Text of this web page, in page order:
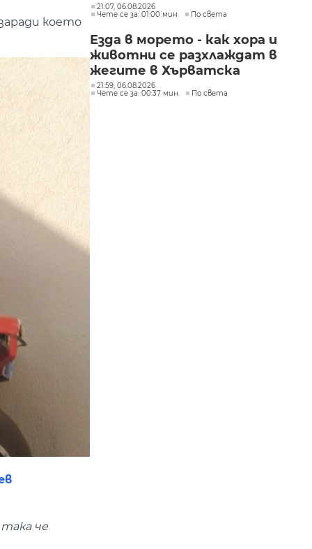
което
че
21:07, 06.08.2026
Чете се за: 01:00 мин.
По света
Езда в морето - как хора и
животни се разхлаждат в
жегите в Хърватска
21:59, 06.08.2026
Чете се за: 00:37 мин.
По света